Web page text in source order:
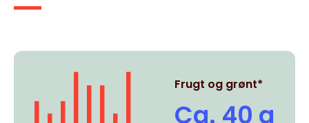
Frugt og grønt*
Ca. 40 g